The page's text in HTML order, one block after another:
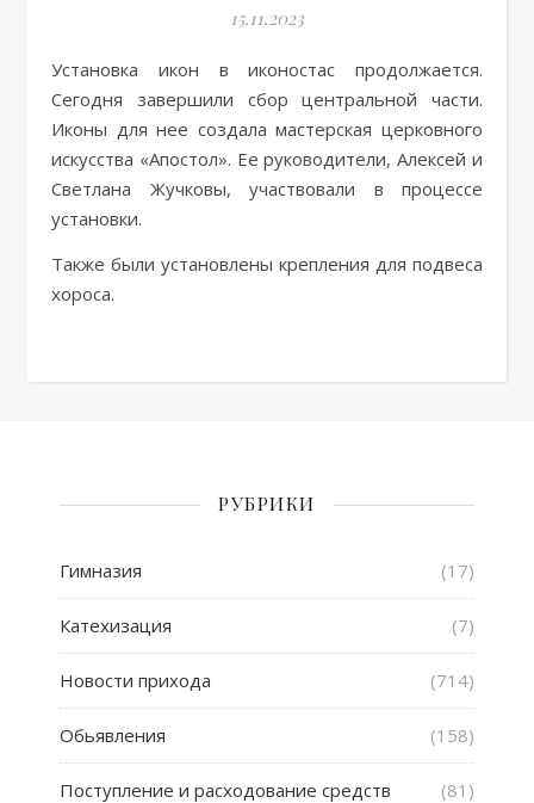
15.11.2023
Установка икон в иконостас продолжается.
Сегодня завершили сбор центральной части.
Иконы для нее создала мастерская церковного
искусства «Апостол». Ее руководители, Алексей и
Светлана Жучковы, участвовали в процессе
установки.
Также были установлены крепления для подвеса
хороса.
РУБРИКИ
Гимназия (17)
Катехизация (7)
Новости прихода (714)
Обьявления (158)
Поступление и расходование средств (81)